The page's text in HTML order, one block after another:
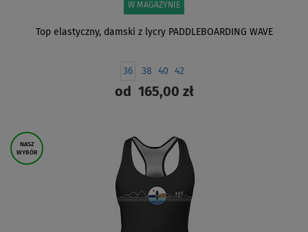
W MAGAZYNIE
Top elastyczny, damski z lycry PADDLEBOARDING WAVE
36 38 40 42
od 165,00 zł
NASZ
WYBÓR